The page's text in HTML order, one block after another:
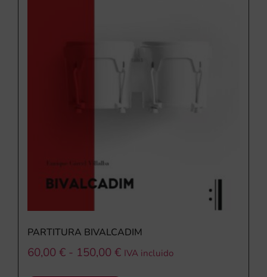
PARTITURA BIVALCADIM
60,00 € - 150,00 € IVA incluido